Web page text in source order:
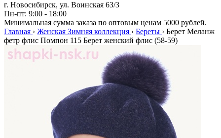
г. Новосибирск, ул. Воинская 63/3
Пн-пт: 9:00 - 18:00
Минимальная сумма заказа по оптовым ценам 5000 рублей.
Главная › Женская Зимняя коллекция › Береты › Берет Меланж
фетр флис Помпон 115 Берет женский флис (58-59)